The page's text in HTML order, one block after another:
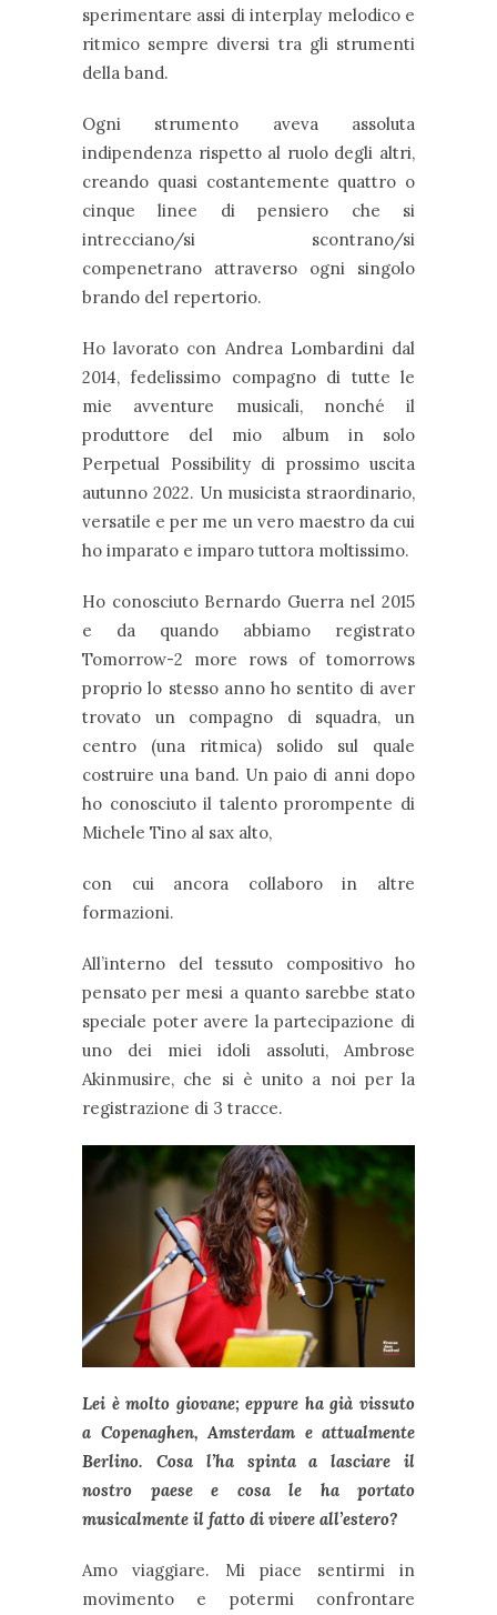
sperimentare assi di interplay melodico e
ritmico sempre diversi tra gli strumenti
della band.
Ogni strumento aveva assoluta
indipendenza rispetto al ruolo degli altri,
creando quasi costantemente quattro o
cinque linee di pensiero che si
intrecciano/si scontrano/si
compenetrano attraverso ogni singolo
brando del repertorio.
Ho lavorato con Andrea Lombardini dal
2014, fedelissimo compagno di tutte le
mie avventure musicali, nonché il
produttore del mio album in solo
Perpetual Possibility di prossimo uscita
autunno 2022. Un musicista straordinario,
versatile e per me un vero maestro da cui
ho imparato e imparo tuttora moltissimo.
Ho conosciuto Bernardo Guerra nel 2015
e da quando abbiamo registrato
Tomorrow-2 more rows of tomorrows
proprio lo stesso anno ho sentito di aver
trovato un compagno di squadra, un
centro (una ritmica) solido sul quale
costruire una band. Un paio di anni dopo
ho conosciuto il talento prorompente di
Michele Tino al sax alto,
con cui ancora collaboro in altre
formazioni.
All’interno del tessuto compositivo ho
pensato per mesi a quanto sarebbe stato
speciale poter avere la partecipazione di
uno dei miei idoli assoluti, Ambrose
Akinmusire, che si è unito a noi per la
registrazione di 3 tracce.
Lei è molto giovane; eppure ha già vissuto
a Copenaghen, Amsterdam e attualmente
Berlino. Cosa l’ha spinta a lasciare il
nostro paese e cosa le ha portato
musicalmente il fatto di vivere all’estero?
Amo viaggiare. Mi piace sentirmi in
movimento e potermi confrontare